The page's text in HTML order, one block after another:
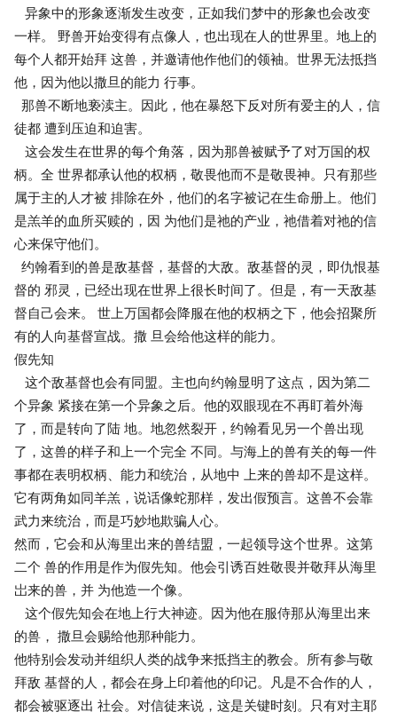
异象中的形象逐渐发生改变，正如我们梦中的形象也会改变
一样。 野兽开始变得有点像人，也出现在人的世界里。地上的
每个人都开始拜 这兽，并邀请他作他们的领袖。世界无法抵挡
他，因为他以撒旦的能力 行事。
那兽不断地亵渎主。因此，他在暴怒下反对所有爱主的人，信
徒都 遭到压迫和迫害。
这会发生在世界的每个角落，因为那兽被赋予了对万国的权
柄。全 世界都承认他的权柄，敬畏他而不是敬畏神。只有那些
属于主的人才被 排除在外，他们的名字被记在生命册上。他们
是羔羊的血所买赎的，因 为他们是祂的产业，祂借着对祂的信
心来保守他们。
约翰看到的兽是敌基督，基督的大敌。敌基督的灵，即仇恨基
督的 邪灵，已经出现在世界上很长时间了。但是，有一天敌基
督自己会来。 世上万国都会降服在他的权柄之下，他会招聚所
有的人向基督宣战。撒 旦会给他这样的能力。
假先知
这个敌基督也会有同盟。主也向约翰显明了这点，因为第二
个异象 紧接在第一个异象之后。他的双眼现在不再盯着外海
了，而是转向了陆 地。地忽然裂开，约翰看见另一个兽出现
了，这兽的样子和上一个完全 不同。与海上的兽有关的每一件
事都在表明权柄、能力和统治，从地中 上来的兽却不是这样。
它有两角如同羊羔，说话像蛇那样，发出假预言。这兽不会靠
武力来统治，而是巧妙地欺骗人心。
然而，它会和从海里出来的兽结盟，一起领导这个世界。这第
二个 兽的作用是作为假先知。他会引诱百姓敬畏并敬拜从海里
岀来的兽，并 为他造一个像。
这个假先知会在地上行大神迹。因为他在服侍那从海里出来
的兽， 撒旦会赐给他那种能力。
他特别会发动并组织人类的战争来抵挡主的教会。所有参与敬
拜敌 基督的人，都会在身上印着他的印记。凡是不合作的人，
都会被驱逐出 社会。对信徒来说，这是关键时刻。只有对主耶